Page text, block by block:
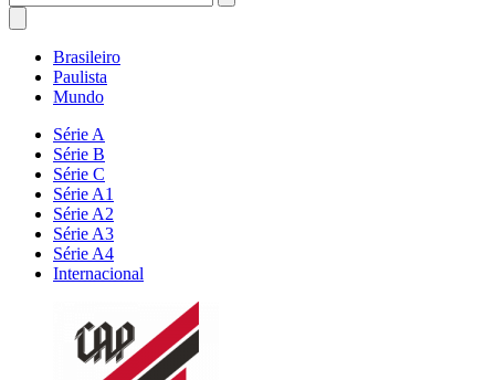
Brasileiro
Paulista
Mundo
Série A
Série B
Série C
Série A1
Série A2
Série A3
Série A4
Internacional